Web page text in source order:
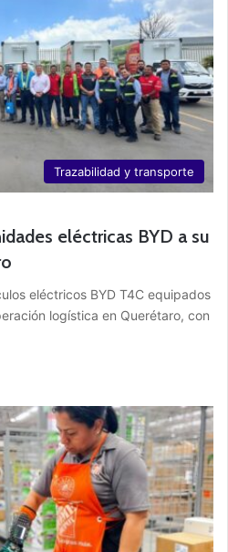
Trazabilidad y transporte
eléctricas BYD a su
eléctricos BYD T4C equipados
logística en Querétaro, con